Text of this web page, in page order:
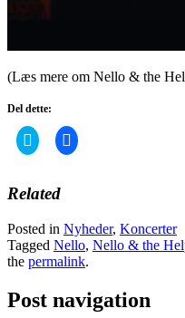
(Læs mere om Nello & the
Del dette:
Click
to
Twitter
(Opens
new
window)
Click
to
new
window)
Related
Posted in Nyheder, Koncerter
Tagged Nello, Nello & the
the permalink.
Post navigation